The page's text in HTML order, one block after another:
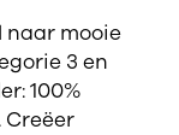
naar mooie
3 en
100%